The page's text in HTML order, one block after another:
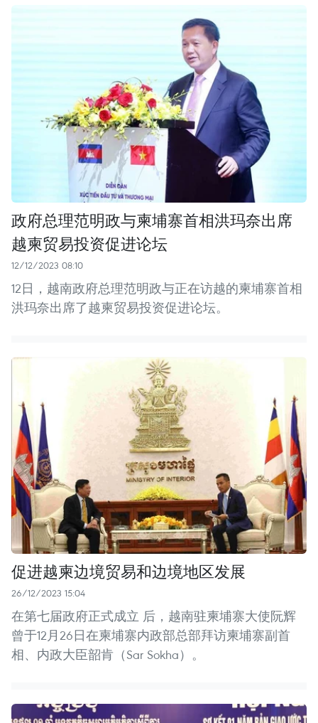
政府总理范明政与柬埔寨首相洪玛奈出席
越柬贸易投资促进论坛
12/12/2023 08:10
12日，越南政府总理范明政与正在访越的柬埔寨首相
洪玛奈出席了越柬贸易投资促进论坛。
促进越柬边境贸易和边境地区发展
26/12/2023 15:04
在第七届政府正式成立 后，越南驻柬埔寨大使阮辉
曾于12月26日在柬埔寨内政部总部拜访柬埔寨副首
相、内政大臣韶肯（Sar Sokha）。